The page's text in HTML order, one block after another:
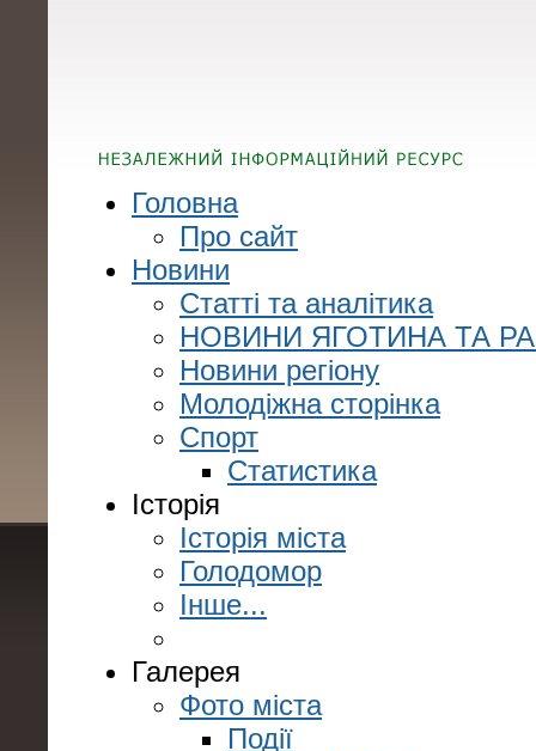
Головна
Про сайт
Новини
Статті та аналітика
НОВИНИ ЯГОТИНА ТА
Новини регіону
Молодіжна сторінка
Спорт
Статистика
Історія
Історія міста
Голодомор
Інше...
Галерея
Фото міста
Події